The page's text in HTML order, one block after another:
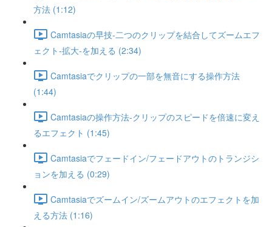
方法 (1:12)
Camtasiaの早技-二つのクリップを結合してズームエフ
ェクト-拡大-を加える (2:34)
Camtasiaでクリップの一部を無音にする操作方法
(1:44)
Camtasiaの操作方法-クリップのスピードを倍速に変え
るエフェクト (1:45)
Camtasiaでフェードイン/フェードアウトのトランジシ
ョンを加える (0:29)
Camtasiaでズームイン/ズームアウトのエフェクトを加
える方法 (1:16)